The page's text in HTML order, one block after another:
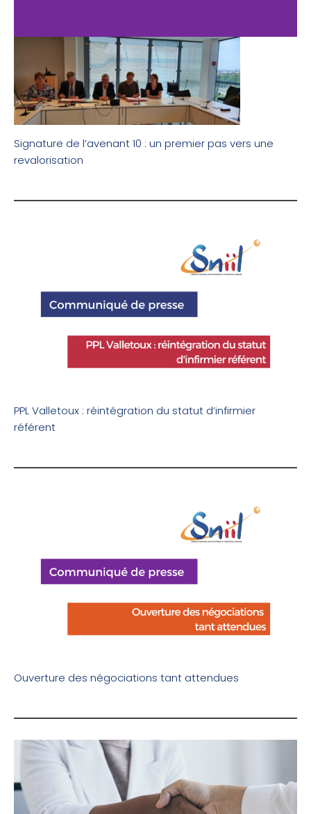
Signature de l’avenant 10 : un premier pas vers une
revalorisation
PPL Valletoux : réintégration du statut d’infirmier
référent
Ouverture des négociations tant attendues